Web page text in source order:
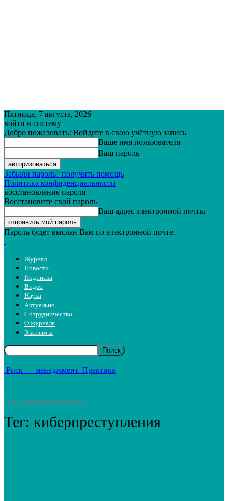
Пятница, 7 августа, 2026
войти в систему
Добро пожаловать! Войдите в свою учётную запись
Ваше имя пользователя
Ваш пароль
Забыли пароль? получить помощь
Политика конфиденциальности
восстановление пароля
Восстановите свой пароль
Ваш адрес электронной почты
Пароль будет выслан Вам по электронной почте.
Журнал
Новости
Подписка
Видео
Наука
Актуально
Сотрудничество
О журнале
Эксперты
Риск — менеджмент. Практика
Теги киберпреступления
Тег: киберпреступления